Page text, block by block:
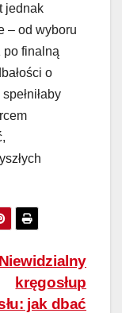
jednak
– od wyboru
po finalną
o
Niewidzialny
kręgosłup
jak dbać